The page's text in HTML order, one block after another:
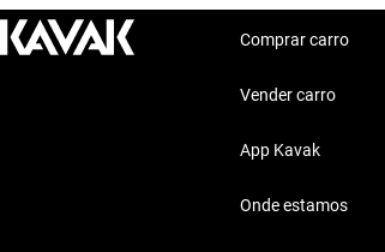
Comprar carro
Vender carro
App Kavak
Onde estamos